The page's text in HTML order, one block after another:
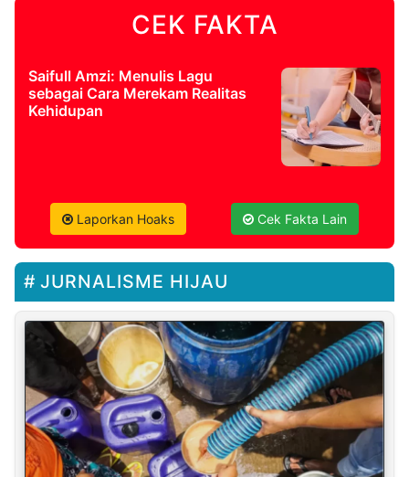
CEK FAKTA
Saifull Amzi: Menulis Lagu
sebagai Cara Merekam Realitas
Kehidupan
Laporkan Hoaks Cek Fakta Lain
JURNALISME HIJAU